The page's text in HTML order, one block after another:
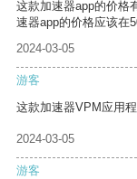
这款加速器app的价格
速器app的价格应该在
2024-03-05
游客
这款加速器VPM应用
2024-03-05
游客